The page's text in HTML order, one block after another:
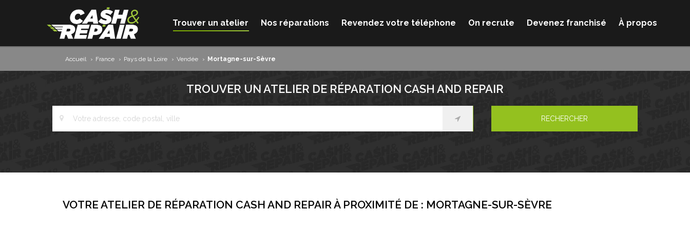
Trouver un atelier Nos réparations Revendez votre téléphone On recrute Devenez franchisé À propos
Accueil › France › Pays de la Loire › Vendée › Mortagne-sur-Sèvre
TROUVER UN ATELIER DE RÉPARATION CASH AND REPAIR
RECHERCHER
VOTRE ATELIER DE RÉPARATION CASH AND REPAIR À PROXIMITÉ DE : MORTAGNE-SUR-SÈVRE